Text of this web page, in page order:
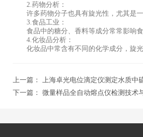
2.药物分析：
许多药物分子也具有旋光性，尤其是一
3.食品工业：
食品中的糖分、香料等成分常常影响食
4.化妆品分析：
化妆品中常含有不同的化学成分，旋光
上一篇：
上海卓光电位滴定仪测定水质中
下一篇： 微量样品全自动熔点仪检测技术